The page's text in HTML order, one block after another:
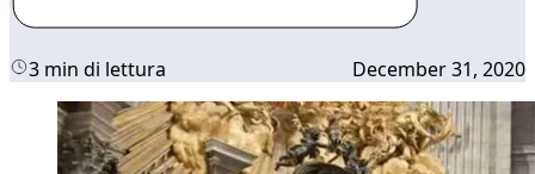
3 min di lettura December 31, 2020